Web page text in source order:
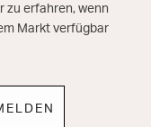
zu erfahren, wenn
Markt verfügbar